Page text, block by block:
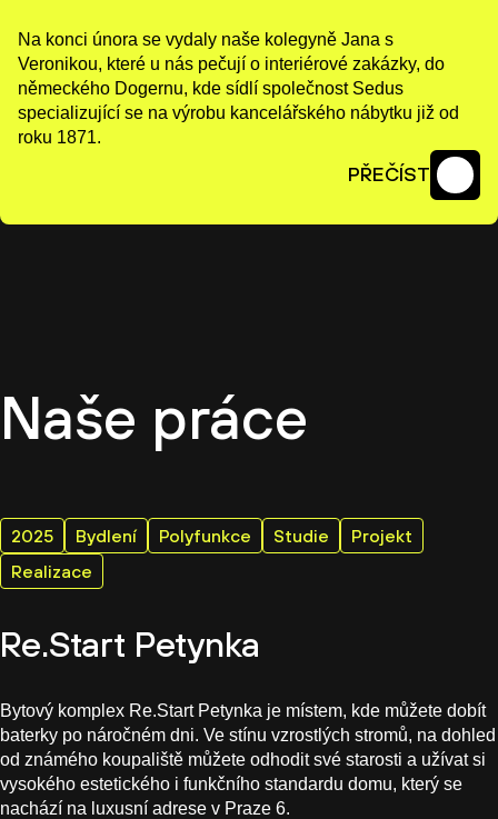
Na konci února se vydaly naše kolegyně Jana s
Veronikou, které u nás pečují o interiérové zakázky, do
německého Dogernu, kde sídlí společnost Sedus
specializující se na výrobu kancelářského nábytku již od
roku 1871.
PŘEČÍST
Naše práce
2025 Bydlení Polyfunkce Studie
Projekt
Realizace
Re.Start Petynka
Bytový komplex Re.Start Petynka je místem, kde můžete dobít
baterky po náročném dni. Ve stínu vzrostlých stromů, na dohled
od známého koupaliště můžete odhodit své starosti a užívat si
vysokého estetického i funkčního standardu domu, který se
nachází na luxusní adrese v Praze 6.